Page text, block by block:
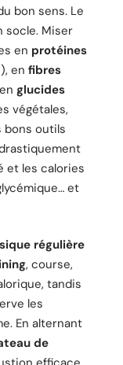
bon sens. Le
socle. Miser
en protéines
en fibres
glucides
végétales,
bons outils
et les calories
et
régulière
, course,
tandis
les
En alternant
de